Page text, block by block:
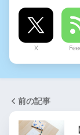
X
前の記事